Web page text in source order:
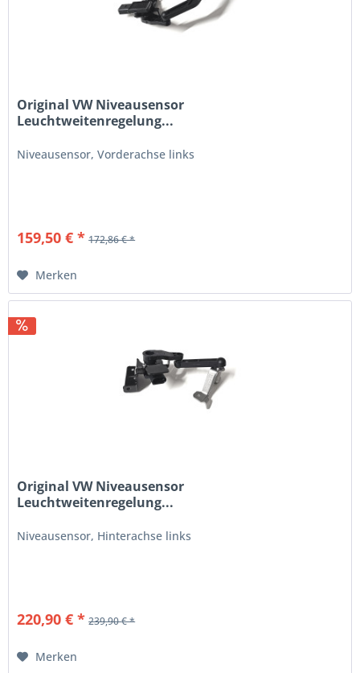
Original VW Niveausensor
Leuchtweitenregelung...
Niveausensor, Vorderachse links
159,50 € * 172,86 € *
Merken
Original VW Niveausensor
Leuchtweitenregelung...
Niveausensor, Hinterachse links
220,90 € * 239,90 € *
Merken